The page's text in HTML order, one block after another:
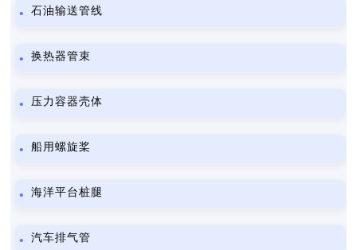
石油输送管线
换热器管束
压力容器壳体
船用螺旋桨
海洋平台桩腿
汽车排气管